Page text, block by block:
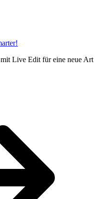
Live Edit für eine neue Art